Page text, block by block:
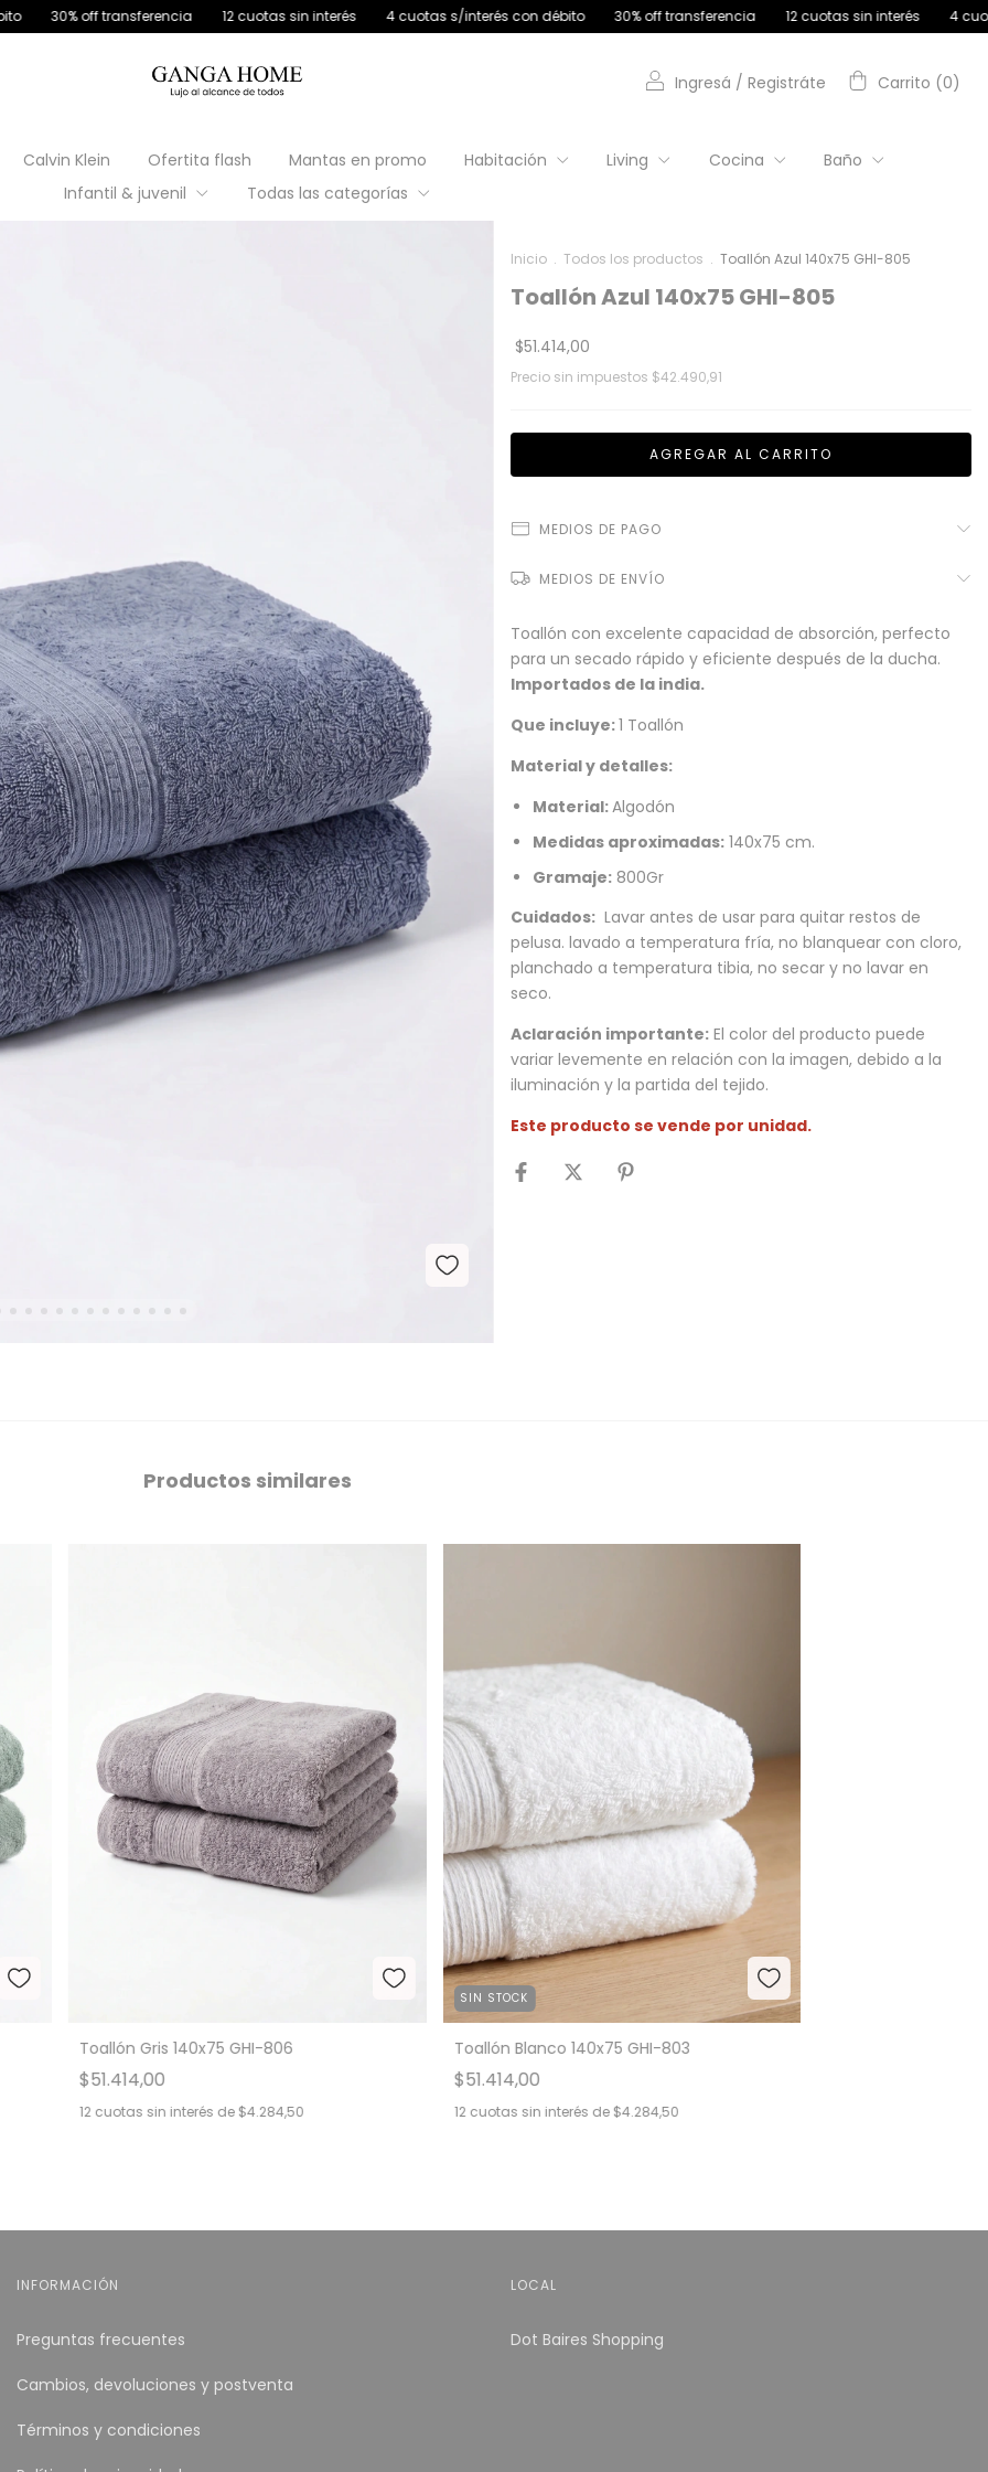
12 cuotas sin interés 4 cuotas s/interés con débito 30% off transferencia 12 cuotas sin interés 4 cuotas s/interés con
Ingresá / Registráte Carrito (0)
Calvin Klein Ofertita flash Mantas en promo Habitación Living Cocina
Baño
Infantil & juvenil
Todas las categorías
Inicio . Todos los productos . Toallón Azul 140x75 GHI-805
Toallón Azul 140x75 GHI-805
$51.414,00
Precio sin impuestos $42.490,91
MEDIOS DE PAGO
MEDIOS DE ENVÍO
Toallón con excelente capacidad de absorción, perfecto
para un secado rápido y eficiente después de la ducha.
Importados de la india.
Que incluye:1 Toallón
Material y detalles:
Material:Algodón
Medidas aproximadas: 140x75 cm.
Gramaje: 800Gr
Cuidados: Lavar antes de usar para quitar restos de
pelusa. lavado a temperatura fría, no blanquear con cloro,
planchado a temperatura tibia, no secar y no lavar en
seco.
Aclaración importante: El color del producto puede
variar levemente en relación con la imagen, debido a la
iluminación y la partida del tejido.
Este producto se vende por unidad.
Productos similares
Toallón Gris 140x75 GHI-806
$51.414,00
12 cuotas sin interés de$4.284,50
SIN STOCK
Toallón Blanco 140x75 GHI-803
$51.414,00
12 cuotas sin interés de$4.284,50
INFORMACIÓN
Preguntas frecuentes
Cambios, devoluciones y postventa
Términos y condiciones
LOCAL
Dot Baires Shopping